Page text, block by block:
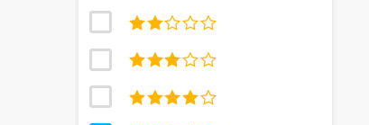


